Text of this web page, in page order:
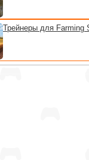
Трейнеры для Farming